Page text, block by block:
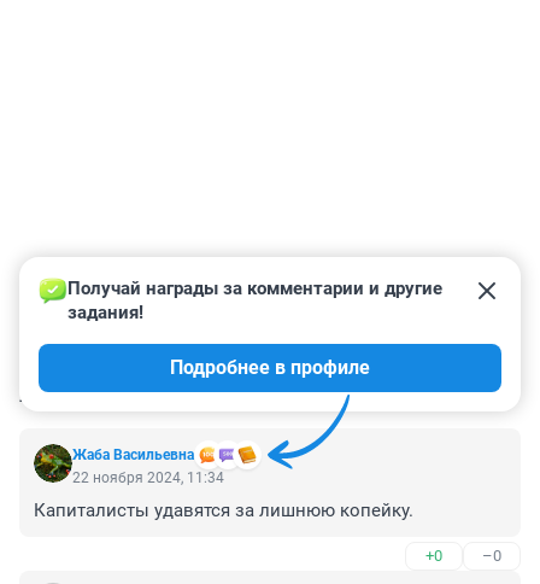
КОММЕНТАРИИ 33
Жаба Васильевна
Получай награды за комментарии и другие
задания!
Подробнее в профиле
22 ноября 2024, 11:34
Капиталисты удавятся за лишнюю копейку.
+0 –0